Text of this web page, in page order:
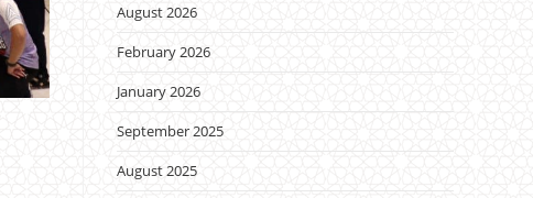
August 2026
February 2026
January 2026
September 2025
August 2025